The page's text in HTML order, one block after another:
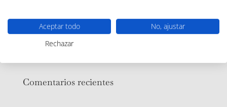
Regala las escapadas HE
Promo Spa Primavera
Comentarios recientes
Aceptar todo
No, ajustar
Rechazar